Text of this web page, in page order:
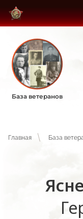
База ветеранов
Главная База